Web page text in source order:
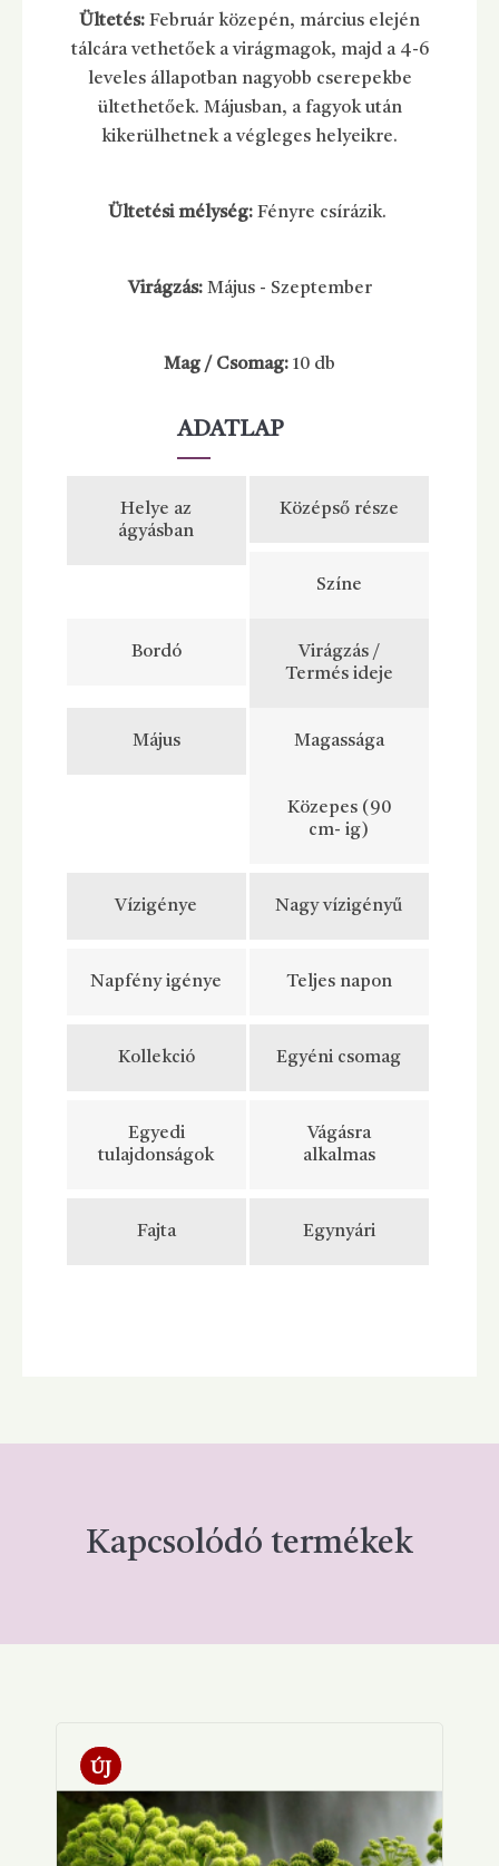
Ültetés: Február közepén, március elején
tálcára vethetőek a virágmagok, majd a 4-6
leveles állapotban nagyobb cserepekbe
ültethetőek. Májusban, a fagyok után
kikerülhetnek a végleges helyeikre.
Ültetési mélység: Fényre csírázik.
Virágzás:Május - Szeptember
Mag / Csomag: 10 db
ADATLAP
Helye az
ágyásban
Középső része
Színe
Bordó
Virágzás /
Termés ideje
Május Magassága
Közepes (90
cm- ig)
Vízigénye Nagy vízigényű
Napfény igénye Teljes napon
Kollekció Egyéni csomag
Egyedi
tulajdonságok
Vágásra
alkalmas
Fajta Egynyári
Kapcsolódó termékek
ÚJ